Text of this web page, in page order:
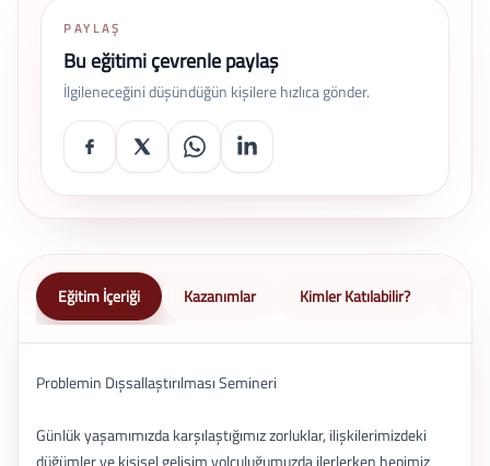
PAYLAŞ
Bu eğitimi çevrenle paylaş
İlgileneceğini düşündüğün kişilere hızlıca gönder.
Eğitim İçeriği Kazanımlar Kimler Katılabilir?
Problemin Dışsallaştırılması Semineri
Günlük yaşamımızda karşılaştığımız zorluklar, ilişkilerimizdeki
düğümler ve kişisel gelişim yolculuğumuzda ilerlerken hepimiz